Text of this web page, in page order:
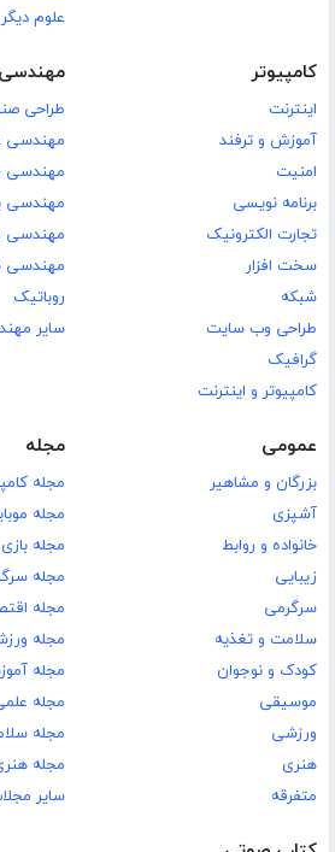
علوم دیگر
کامپیوتر
اینترنت
آموزش و ترفند
امنیت
برنامه نویسی
تجارت الکترونیک
سخت افزار
شبکه
طراحی وب سایت
گرافیک
کامپیوتر و اینترنت
مهندسی
طراحی
مهندسی
مهندسی
مهندسی
مهندسی
مهندسی
روباتیک
سایر
عمومی
بزرگان و مشاهیر
آشپزی
خانواده و روابط
زیبایی
سرگرمی
سلامت و تغذیه
کودک و نوجوان
موسیقی
ورزشی
هنری
متفرقه
مجله
مجله
مجله
مجله بازی
مجله
مجله
مجله
مجله
مجله
مجله
مجله
سایر